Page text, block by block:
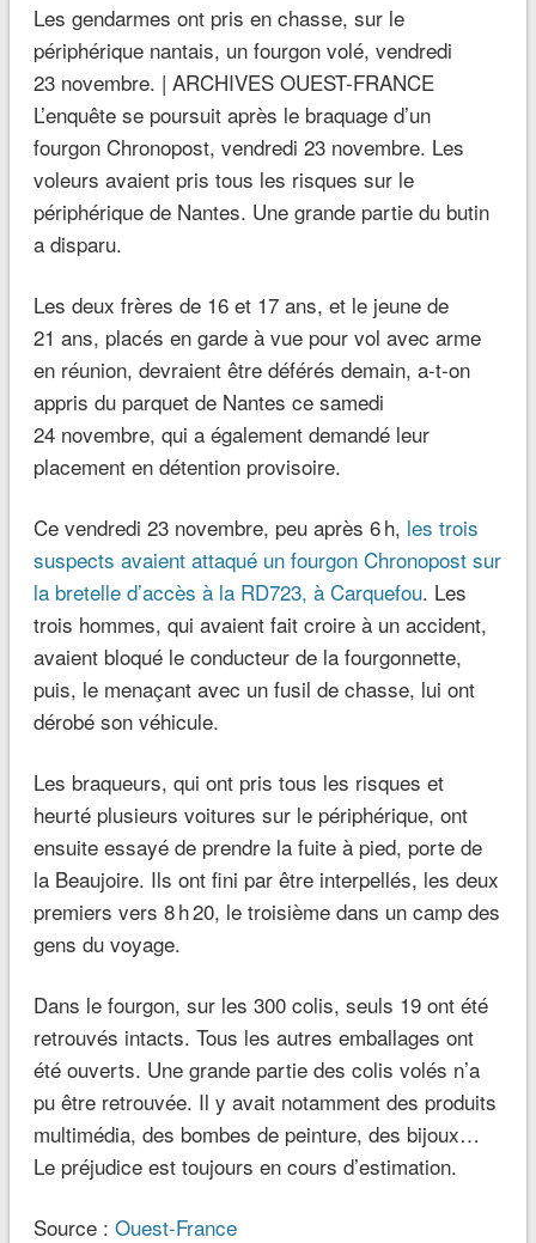
Les gendarmes ont pris en chasse, sur le
périphérique nantais, un fourgon volé, vendredi
23 novembre. | ARCHIVES OUEST-FRANCE
L’enquête se poursuit après le braquage d’un
fourgon Chronopost, vendredi 23 novembre. Les
voleurs avaient pris tous les risques sur le
périphérique de Nantes. Une grande partie du butin
a disparu.
Les deux frères de 16 et 17 ans, et le jeune de
21 ans, placés en garde à vue pour vol avec arme
en réunion, devraient être déférés demain, a-t-on
appris du parquet de Nantes ce samedi
24 novembre, qui a également demandé leur
placement en détention provisoire.
Ce vendredi 23 novembre, peu après 6 h, les trois
suspects avaient attaqué un fourgon Chronopost sur
la bretelle d’accès à la RD723, à Carquefou. Les
trois hommes, qui avaient fait croire à un accident,
avaient bloqué le conducteur de la fourgonnette,
puis, le menaçant avec un fusil de chasse, lui ont
dérobé son véhicule.
Les braqueurs, qui ont pris tous les risques et
heurté plusieurs voitures sur le périphérique, ont
ensuite essayé de prendre la fuite à pied, porte de
la Beaujoire. Ils ont fini par être interpellés, les deux
premiers vers 8 h 20, le troisième dans un camp des
gens du voyage.
Dans le fourgon, sur les 300 colis, seuls 19 ont été
retrouvés intacts. Tous les autres emballages ont
été ouverts. Une grande partie des colis volés n’a
pu être retrouvée. Il y avait notamment des produits
multimédia, des bombes de peinture, des bijoux…
Le préjudice est toujours en cours d’estimation.
Source : Ouest-France